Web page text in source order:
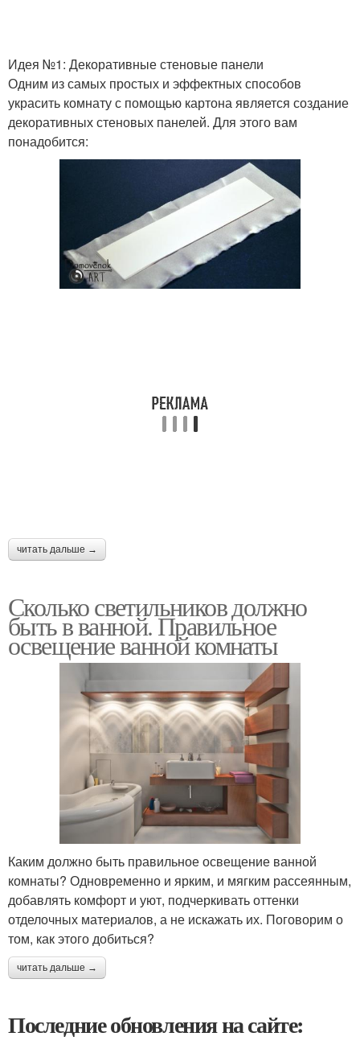
Идея №1: Декоративные стеновые панели
Одним из самых простых и эффектных способов
украсить комнату с помощью картона является создание
декоративных стеновых панелей. Для этого вам
понадобится:
читать дальше →
Сколько светильников должно
быть в ванной. Правильное
освещение ванной комнаты
Каким должно быть правильное освещение ванной
комнаты? Одновременно и ярким, и мягким рассеянным,
добавлять комфорт и уют, подчеркивать оттенки
отделочных материалов, а не искажать их. Поговорим о
том, как этого добиться?
читать дальше →
Последние обновления на сайте: